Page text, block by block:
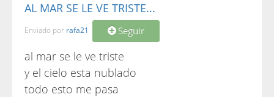
AL MAR SE LE VE TRISTE...
Enviado por rafa21 Seguir
al mar se le ve triste
y el cielo esta nublado
todo esto me pasa